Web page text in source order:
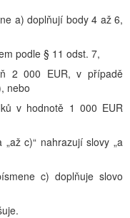
a) doplňují body 4 až 6,
podle § 11 odst. 7,
2 000 EUR, v případě
nebo
v hodnotě 1 000 EUR
c)“ nahrazují slovy „a
c) doplňuje slovo